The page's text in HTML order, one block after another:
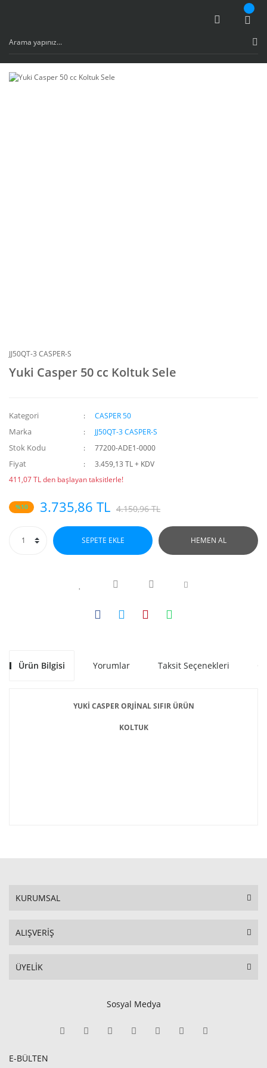
JJ50QT-3 CASPER-S
Yuki Casper 50 cc Koltuk Sele
Kategori CASPER 50
Marka JJ50QT-3 CASPER-S
Stok Kodu 77200-ADE1-0000
Fiyat
3.459,13 TL + KDV
411,07 TL den başlayan taksitlerle!
%10 3.735,86 TL 4.150,96 TL
SEPETE EKLE HEMEN AL
Ürün Bilgisi Yorumlar Taksit Seçenekleri
YUKİ CASPER ORJİNAL SIFIR ÜRÜN
KOLTUK
KURUMSAL
ALIŞVERİŞ
ÜYELİK
Sosyal Medya
E-BÜLTEN